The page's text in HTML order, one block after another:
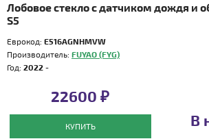
Лобовое стекло с датчиком дождя и
S5
Еврокод: E516AGNHMVW
Производитель: FUYAO (FYG)
Год: 2022 -
22600 ₽
КУПИТЬ В